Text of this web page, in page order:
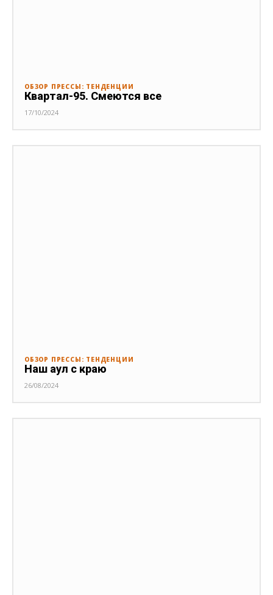
ОБЗОР ПРЕССЫ: ТЕНДЕНЦИИ
Квартал-95. Смеются все
17/10/2024
ОБЗОР ПРЕССЫ: ТЕНДЕНЦИИ
Наш аул с краю
26/08/2024